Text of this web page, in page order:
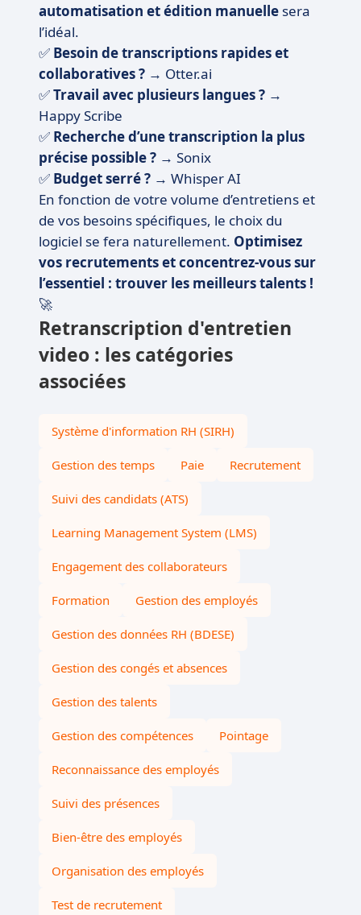
automatisation et édition manuelle sera
l’idéal.
✅ Besoin de transcriptions rapides et
collaboratives ? → Otter.ai
✅Travail avec plusieurs langues ? →
Happy Scribe
✅ Recherche d’une transcription la plus
précise possible ? → Sonix
✅ Budget serré ? → Whisper AI
En fonction de votre volume d’entretiens et
de vos besoins spécifiques, le choix du
logiciel se fera naturellement. Optimisez
vos recrutements et concentrez-vous sur
l’essentiel : trouver les meilleurs talents !
🚀
Retranscription d'entretien
video : les catégories
associées
Système d'information RH (SIRH)
Gestion des temps Paie Recrutement
Suivi des candidats (ATS)
Learning Management System (LMS)
Engagement des collaborateurs
Formation Gestion des employés
Gestion des données RH (BDESE)
Gestion des congés et absences
Gestion des talents
Gestion des compétences Pointage
Reconnaissance des employés
Suivi des présences
Bien-être des employés
Organisation des employés
Test de recrutement